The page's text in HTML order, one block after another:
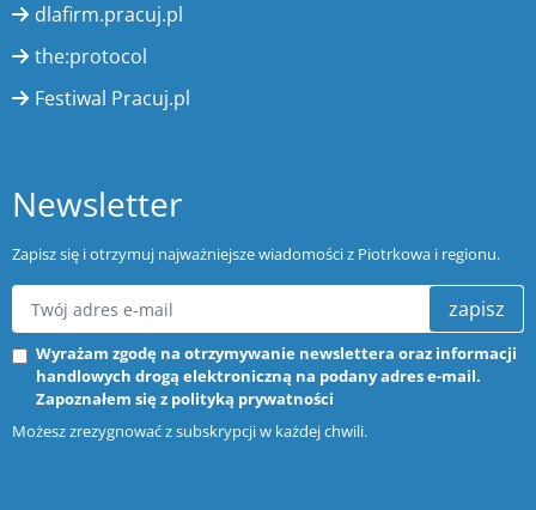
dlafirm.pracuj.pl
the:protocol
Festiwal Pracuj.pl
Newsletter
Zapisz się i otrzymuj najważniejsze wiadomości z Piotrkowa i regionu.
zapisz
Wyrażam zgodę na otrzymywanie newslettera oraz informacji
handlowych drogą elektroniczną na podany adres e-mail.
Zapoznałem się z polityką prywatności
Możesz zrezygnować z subskrypcji w każdej chwili.